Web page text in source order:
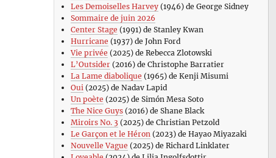
Les Demoiselles Harvey(1946) de George Sidney
Sommaire de juin 2026
Center Stage (1991) de Stanley Kwan
Hurricane (1937) de John Ford
Vie privée (2025) de Rebecca Zlotowski
L’Outsider(2016) de Christophe Barratier
La Lame diabolique (1965) de Kenji Misumi
Oui(2025) de Nadav Lapid
Un poète (2025) de Simón Mesa Soto
The Nice Guys(2016) de Shane Black
Miroirs No. 3 (2025) de Christian Petzold
Le Garçon et le Héron(2023) de Hayao Miyazaki
Nouvelle Vague (2025) de Richard Linklater